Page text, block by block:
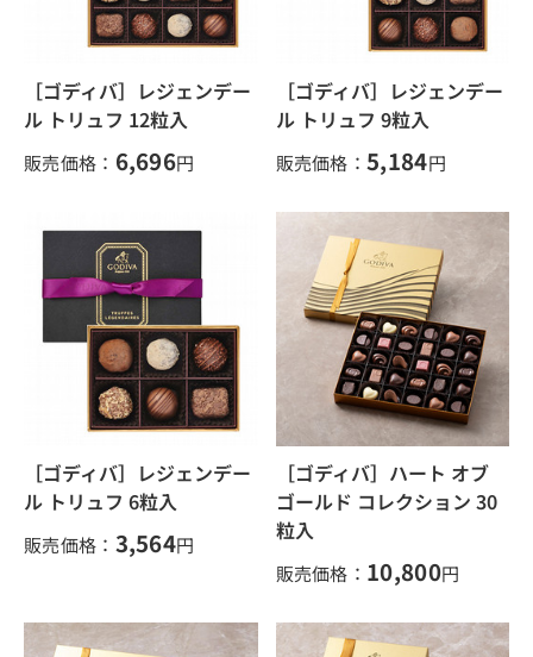
［ゴディバ］レジェンデー
ル トリュフ 12粒入
販売価格： 6,696円
［ゴディバ］レジェンデー
ル トリュフ 9粒入
販売価格： 5,184円
［ゴディバ］レジェンデー
ル トリュフ 6粒入
販売価格： 3,564円
［ゴディバ］ハート オブ
ゴールド コレクション 30
粒入
販売価格： 10,800円